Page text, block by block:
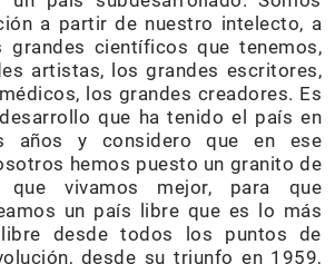
a partir de nuestro intelecto, a
científicos que tenemos,
artistas, los grandes escritores,
los grandes creadores. Es
que ha tenido el país en
años y considero que en ese
hemos puesto un granito de
que vivamos mejor, para que
un país libre que es lo más
libre desde todos los puntos de
desde su triunfo en 1959,